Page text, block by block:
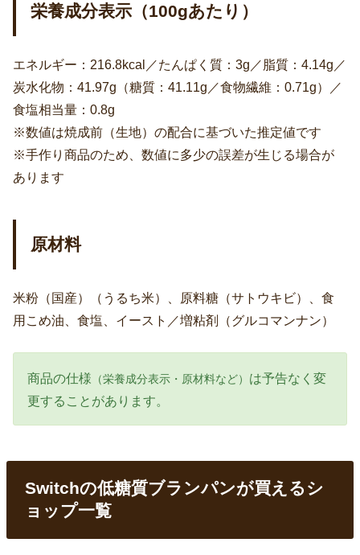
栄養成分表示（100gあたり）
エネルギー：216.8kcal／たんぱく質：3g／脂質：4.14g／
炭水化物：41.97g（糖質：41.11g／食物繊維：0.71g）／
食塩相当量：0.8g
※数値は焼成前（生地）の配合に基づいた推定値です
※手作り商品のため、数値に多少の誤差が生じる場合が
あります
原材料
米粉（国産）（うるち米）、原料糖（サトウキビ）、食
用こめ油、食塩、イースト／増粘剤（グルコマンナン）
商品の仕様 （栄養成分表示・原材料など） は予告なく変
更することがあります。
Switchの低糖質ブランパンが買えるシ
ョップ一覧